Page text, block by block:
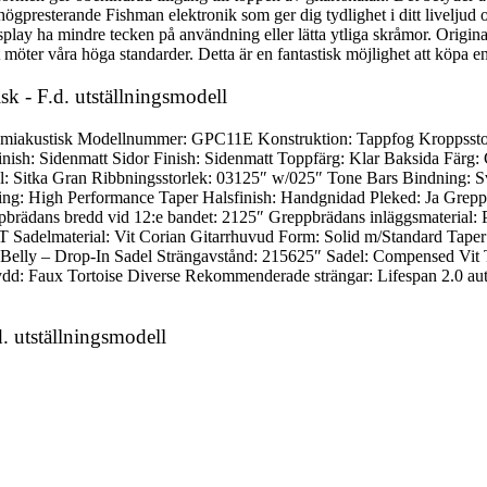
Fishman elektronik som ger dig tydlighet i ditt
ha mindre tecken på användning eller lätta ytliga skråmor.
våra höga standarder. Detta är en fantastisk möjlighet att köpa
- F.d. utställningsmodell
Modellnummer: GPC11E Konstruktion: Tappfog
Sidenmatt Sidor Finish: Sidenmatt Toppfärg: Klar Baksida
Gran Ribbningsstorlek: 03125″ w/025″ Tone Bars Bindning:
High Performance Taper Halsfinish: Handgnidad Pleked: Ja
bredd vid 12:e bandet: 2125″ Greppbrädans
Vit Corian Gitarrhuvud Form: Solid m/Standard
– Drop-In Sadel Strängavstånd: 215625″ Sadel: Compensed
Faux Tortoise Diverse Rekommenderade strängar: Lifespan 2.0
utställningsmodell